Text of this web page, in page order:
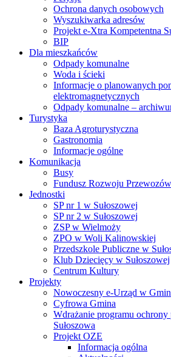
Ochrona danych osobowych
Wyszukiwarka adresów
Projekt e-Xtra Kompetentna
BIP
Dla mieszkańców
Odpady komunalne
Woda i ścieki
Informacje o planowanych
elektromagnetycznych
Odpady komunalne –
Turystyka
Baza Agroturystyczna
Gastronomia
Informacje ogólne
Komunikacja
Busy
Fundusz Rozwoju
Jednostki
SP nr 1 w Sułoszowej
SP nr 2 w Sułoszowej
ZSP w Wielmoży
ZPO w Woli Kalinowskiej
Przedszkole Publiczne w
Klub Dziecięcy w Sułoszowej
Centrum Kultury
Projekty
Nowoczesny e-Urząd w
Cyfrowa Gmina
Wdrażanie programu
Sułoszowa
Projekt OZE
Informacja ogólna